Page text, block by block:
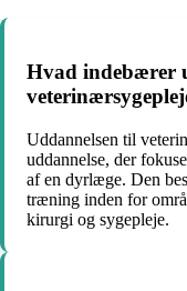
Hvad indebærer
Uddannelsen til
uddannelse, der
af en dyrlæge. Den
træning inden for
kirurgi og sygepleje.